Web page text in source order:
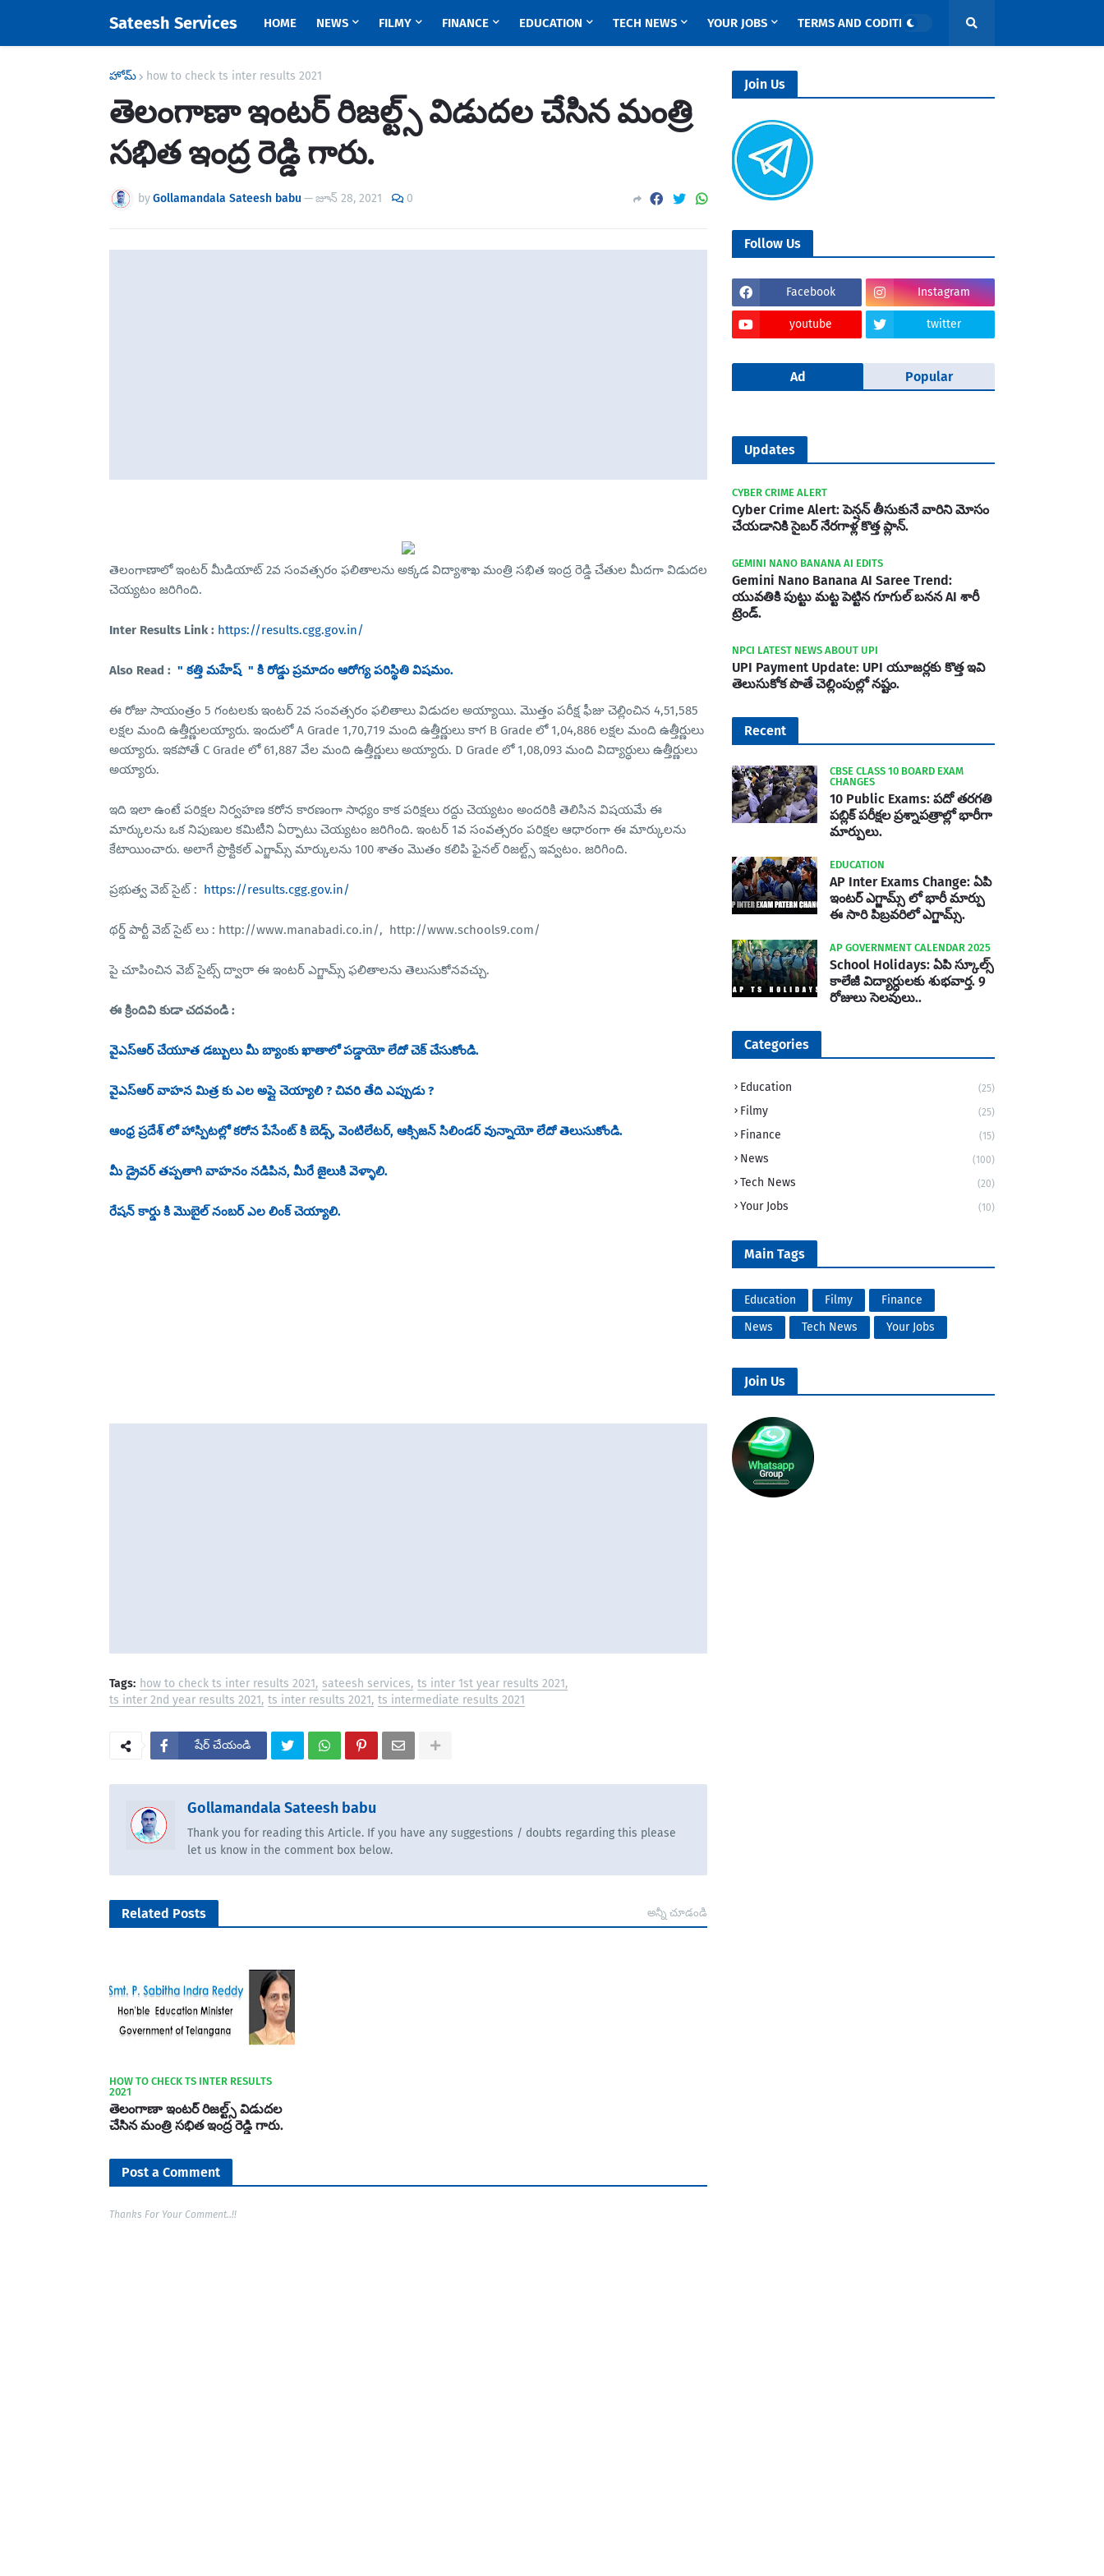
Sateesh Services HOME NEWS FILMY FINANCE EDUCATION TECH NEWS YOUR JOBS TERMS AND CODITIONS
హోమ్ how to check ts inter results 2021
తెలంగాణా ఇంటర్ రిజల్ట్స్ విడుదల చేసిన మంత్రి
సభిత ఇంద్ర రెడ్డి గారు.
byGollamandala Sateesh babu —జూన్ 28, 2021 0
తెలంగాణాలో ఇంటర్ మీడియాట్ 2వ సంవత్సరం ఫలితాలను అక్కడ విద్యాశాఖ మంత్రి సభిత ఇంద్ర రెడ్డి చేతుల మీదగా విడుదల
చెయ్యటం జరిగింది.
Inter Results Link : https://results.cgg.gov.in/
Also Read : " కత్తి మహేష్ " కి రోడ్డు ప్రమాదం ఆరోగ్య పరిస్థితి విషమం.
ఈ రోజు సాయంత్రం 5 గంటలకు ఇంటర్ 2వ సంవత్సరం ఫలితాలు విడుదల అయ్యాయి. మొత్తం పరీక్ష ఫీజు చెల్లించిన 4,51,585
లక్షల మంది ఉత్తీర్ణులయ్యారు. ఇందులో A Grade 1,70,719 మంది ఉత్తీర్ణులు కాగ B Grade లో 1,04,886 లక్షల మంది ఉత్తీర్ణులు
అయ్యారు. ఇకపోతే C Grade లో 61,887 వేల మంది ఉత్తీర్ణులు అయ్యారు. D Grade లో 1,08,093 మంది విద్యార్ధులు ఉత్తీర్ణులు
అయ్యారు.
ఇది ఇలా ఉంటే పరిక్షల నిర్వహణ కరోన కారణంగా సాధ్యం కాక పరిక్షలు రద్దు చెయ్యటం అందరికి తెలిసిన విషయమే ఈ
మార్కులను ఒక నిపుణుల కమిటీని ఏర్పాటు చెయ్యటం జరిగింది. ఇంటర్ 1వ సంవత్సరం పరిక్షల ఆధారంగా ఈ మార్కులను
కేటాయించారు. అలాగే ప్రాక్టికల్ ఎగ్జామ్స్ మార్కులను 100 శాతం మొతం కలిపి ఫైనల్ రిజల్ట్స్ ఇవ్వటం. జరిగింది.
ప్రభుత్వ వెబ్ సైట్ : https://results.cgg.gov.in/
థర్డ్ పార్టీ వెబ్ సైట్ లు : http://www.manabadi.co.in/, http://www.schools9.com/
పై చూపించిన వెబ్ సైట్స్ ద్వారా ఈ ఇంటర్ ఎగ్జామ్స్ ఫలితాలను తెలుసుకోనవచ్చు.
ఈ క్రిందివి కుడా చదవండి :
వైఎస్ఆర్ చేయూత డబ్బులు మీ బ్యాంకు ఖాతాలో పడ్డాయో లేదో చెక్ చేసుకోండి.
వైఎస్ఆర్ వాహన మిత్ర కు ఎల అప్లై చెయ్యాలి ? చివరి తేది ఎప్పుడు ?
ఆంధ్ర ప్రదేశ్ లో హాస్పిటల్లో కరోన పేసేంట్ కి బెడ్స్, వెంటిలేటర్, ఆక్సిజన్ సిలిండర్ వున్నాయో లేదో తెలుసుకోండి.
మీ డ్రైవర్ తప్పతాగి వాహనం నడిపిన, మీరే జైలుకి వెళ్ళాలి.
రేషన్ కార్డు కి మొబైల్ నంబర్ ఎల లింక్ చెయ్యాలి.
Tags: how to check ts inter results 2021 sateesh services ts inter 1st year results 2021
ts inter 2nd year results 2021 ts inter results 2021 ts intermediate results 2021
షేర్ చేయండి
Gollamandala Sateesh babu
Thank you for reading this Article. If you have any suggestions / doubts regarding this please
let us know in the comment box below.
Related Posts అన్నీ చూడండి
HOW TO CHECK TS INTER RESULTS
2021
తెలంగాణా ఇంటర్ రిజల్ట్స్ విడుదల
చేసిన మంత్రి సభిత ఇంద్ర రెడ్డి గారు.
Post a Comment
Thanks For Your Comment..!!
Join Us
Follow Us
Facebook Instagram
youtube twitter
Ad Popular
Updates
CYBER CRIME ALERT
Cyber Crime Alert: పెన్షన్ తీసుకునే వారిని మోసం
చేయడానికి సైబర్ నేరగాళ్ల కొత్త ప్లాన్.
GEMINI NANO BANANA AI EDITS
Gemini Nano Banana AI Saree Trend:
యువతికి పుట్టు మట్ట పెట్టిన గూగుల్ బనన AI శారీ
ట్రెండ్.
NPCI LATEST NEWS ABOUT UPI
UPI Payment Update: UPI యూజర్లకు కొత్త ఇవి
తెలుసుకోక పొతే చెల్లింపుల్లో నష్టం.
Recent
CBSE CLASS 10 BOARD EXAM
CHANGES
10 Public Exams: పదో తరగతి
పబ్లిక్‌ పరీక్షల ప్రశ్నాపత్రాల్లో భారీగా
మార్పులు.
EDUCATION
AP Inter Exams Change: ఏపి
ఇంటర్ ఎగ్జామ్స్ లో భారీ మార్పు
ఈ సారి పిబ్రవరిలో ఎగ్జామ్స్.
AP GOVERNMENT CALENDAR 2025
School Holidays: ఏపి స్కూల్స్
కాలేజీ విద్యార్ధులకు శుభవార్త. 9
రోజులు సెలవులు..
Categories
Education (25)
Filmy (25)
Finance (15)
News (100)
Tech News (20)
Your Jobs (10)
Main Tags
Education Filmy
Finance
News
Tech News Your Jobs
Join Us